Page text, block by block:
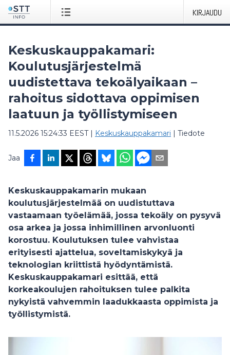
KIRJAUDU
Keskuskauppakamari:
Koulutusjärjestelmä
uudistettava tekoälyaikaan –
rahoitus sidottava oppimisen
laatuun ja työllistymiseen
11.5.2026 15:24:33 EEST| Keskuskauppakamari | Tiedote
Jaa
Keskuskauppakamarin mukaan
koulutusjärjestelmää on uudistuttava
vastaamaan työelämää, jossa tekoäly on pysyvä
osa arkea ja jossa inhimillinen arvonluonti
korostuu. Koulutuksen tulee vahvistaa
erityisesti ajattelua, soveltamiskykyä ja
teknologian kriittistä hyödyntämistä.
Keskuskauppakamari esittää, että
korkeakoulujen rahoituksen tulee palkita
nykyistä vahvemmin laadukkaasta oppimista ja
työllistymistä.